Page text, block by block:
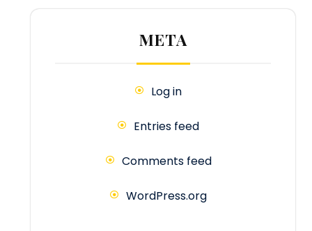
META
Log in
Entries feed
Comments feed
WordPress.org